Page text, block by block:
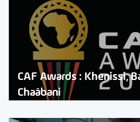
CAF Awards : Khenissi,
Chaâbani